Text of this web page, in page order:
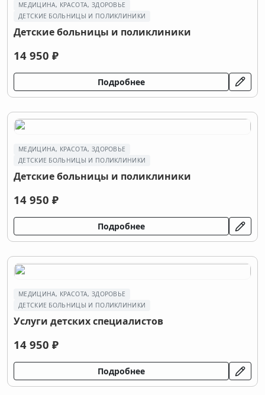
МЕДИЦИНА, КРАСОТА, ЗДОРОВЬЕ
ДЕТСКИЕ БОЛЬНИЦЫ И ПОЛИКЛИНИКИ
Детские больницы и поликлиники
14 950 ₽
Подробнее
МЕДИЦИНА, КРАСОТА, ЗДОРОВЬЕ
ДЕТСКИЕ БОЛЬНИЦЫ И ПОЛИКЛИНИКИ
Детские больницы и поликлиники
14 950 ₽
Подробнее
МЕДИЦИНА, КРАСОТА, ЗДОРОВЬЕ
ДЕТСКИЕ БОЛЬНИЦЫ И ПОЛИКЛИНИКИ
Услуги детских специалистов
14 950 ₽
Подробнее